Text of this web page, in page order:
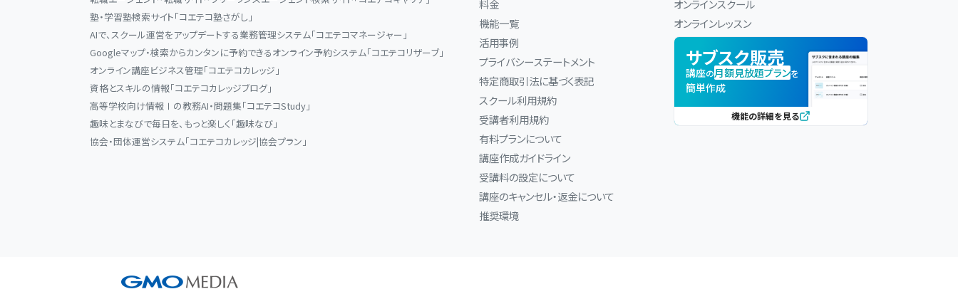
塾・学習塾検索サイト「コエテコ塾さがし」
AIで、スクール運営をアップデートする業務管理システム「コエテコマネージャー」
Googleマップ・検索からカンタンに予約できるオンライン予約システム「コエテコリザーブ」
オンライン講座ビジネス管理「コエテコカレッジ」
資格とスキルの情報「コエテコカレッジブログ」
高等学校向け情報Ⅰの教務AI・問題集「コエテコStudy」
趣味とまなびで毎日を、もっと楽しく「趣味なび」
協会・団体運営システム「コエテコカレッジ|協会プラン」
料金
機能一覧
活用事例
プライバシーステートメント
特定商取引法に基づく表記
スクール利用規約
受講者利用規約
有料プランについて
講座作成ガイドライン
受講料の設定について
講座のキャンセル・返金について
推奨環境
オンラインスクール
オンラインレッスン
サブスク販売
講座の月額見放題プランを
簡単作成
機能の詳細を見る